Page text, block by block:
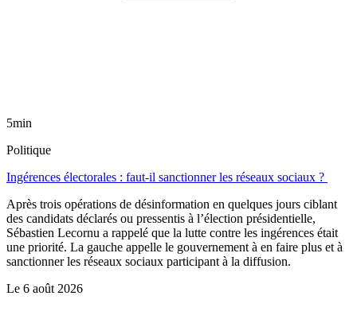
5min
Politique
Ingérences électorales : faut-il sanctionner les réseaux sociaux ?
Après trois opérations de désinformation en quelques jours ciblant
des candidats déclarés ou pressentis à l’élection présidentielle,
Sébastien Lecornu a rappelé que la lutte contre les ingérences était
une priorité. La gauche appelle le gouvernement à en faire plus et à
sanctionner les réseaux sociaux participant à la diffusion.
Le 6 août 2026